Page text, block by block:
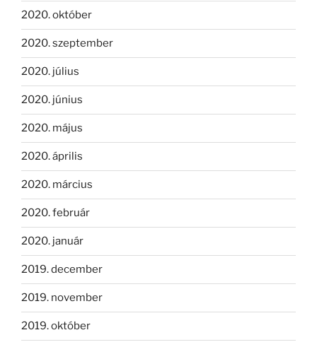
2020. október
2020. szeptember
2020. július
2020. június
2020. május
2020. április
2020. március
2020. február
2020. január
2019. december
2019. november
2019. október